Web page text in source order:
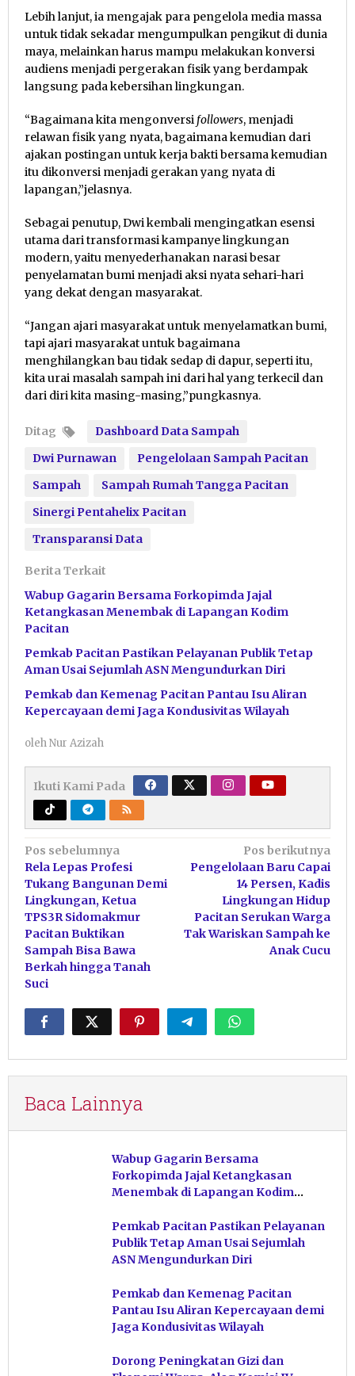
Lebih lanjut, ia mengajak para pengelola media massa
untuk tidak sekadar mengumpulkan pengikut di dunia
maya, melainkan harus mampu melakukan konversi
audiens menjadi pergerakan fisik yang berdampak
langsung pada kebersihan lingkungan.
“Bagaimana kita mengonversi followers, menjadi
relawan fisik yang nyata, bagaimana kemudian dari
ajakan postingan untuk kerja bakti bersama kemudian
itu dikonversi menjadi gerakan yang nyata di
lapangan,”jelasnya.
Sebagai penutup, Dwi kembali mengingatkan esensi
utama dari transformasi kampanye lingkungan
modern, yaitu menyederhanakan narasi besar
penyelamatan bumi menjadi aksi nyata sehari-hari
yang dekat dengan masyarakat.
“Jangan ajari masyarakat untuk menyelamatkan bumi,
tapi ajari masyarakat untuk bagaimana
menghilangkan bau tidak sedap di dapur, seperti itu,
kita urai masalah sampah ini dari hal yang terkecil dan
dari diri kita masing-masing,”pungkasnya.
Ditag
Dashboard Data Sampah
Dwi Purnawan
Pengelolaan Sampah Pacitan
Sampah
Sampah Rumah Tangga Pacitan
Sinergi Pentahelix Pacitan
Transparansi Data
Berita Terkait
Wabup Gagarin Bersama Forkopimda Jajal
Ketangkasan Menembak di Lapangan Kodim
Pacitan
Pemkab Pacitan Pastikan Pelayanan Publik Tetap
Aman Usai Sejumlah ASN Mengundurkan Diri
Pemkab dan Kemenag Pacitan Pantau Isu Aliran
Kepercayaan demi Jaga Kondusivitas Wilayah
olehNur Azizah
Ikuti Kami Pada
Navigasi
pos
Pos sebelumnya
Rela Lepas Profesi
Tukang Bangunan Demi
Lingkungan, Ketua
TPS3R Sidomakmur
Pacitan Buktikan
Sampah Bisa Bawa
Berkah hingga Tanah
Suci
Pos berikutnya
Pengelolaan Baru Capai
14 Persen, Kadis
Lingkungan Hidup
Pacitan Serukan Warga
Tak Wariskan Sampah ke
Anak Cucu
Baca Lainnya
Wabup Gagarin Bersama
Forkopimda Jajal Ketangkasan
Menembak di Lapangan Kodim
Pemkab Pacitan Pastikan Pelayanan
Publik Tetap Aman Usai Sejumlah
ASN Mengundurkan Diri
Pemkab dan Kemenag Pacitan
Pantau Isu Aliran Kepercayaan demi
Jaga Kondusivitas Wilayah
Dorong Peningkatan Gizi dan